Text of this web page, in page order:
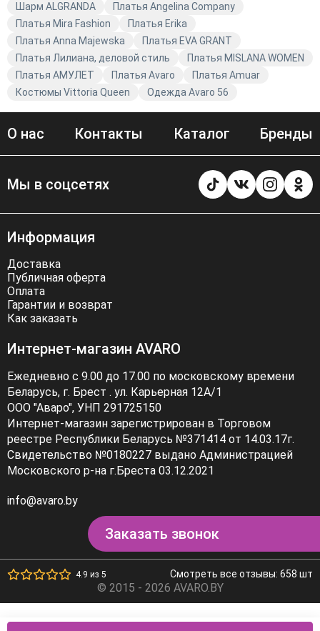
Шарм ALGRANDA
Платья Angelina Company
Платья Mira Fashion
Платья Erika
Платья Anna Majewska
Платья EVA GRANT
Платья Лилиана, деловой стиль
Платья MISLANA WOMEN
Платья АМУЛЕТ
Платья Avaro
Платья Amuar
Костюмы Vittoria Queen
Одежда Avaro 56
О нас Контакты Каталог Бренды
Мы в соцсетях
Информация
Доставка
Публичная оферта
Оплата
Гарантии и возврат
Как заказать
Интернет-магазин AVARO
Ежедневно с 9.00 до 17.00 по московскому времени
Беларусь, г. Брест . ул. Карьерная 12А/1
ООО "Аваро", УНП 291725150
Интернет-магазин зарегистрирован в Торговом
реестре Республики Беларусь №371414 от 14.03.17г.
Свидетельство №0180227 выдано Администрацией
Московского р-на г.Бреста 03.12.2021
info@avaro.by
Заказать звонок
4.9 из 5 Смотреть все отзывы: 658 шт
© 2015 - 2026 AVARO.BY